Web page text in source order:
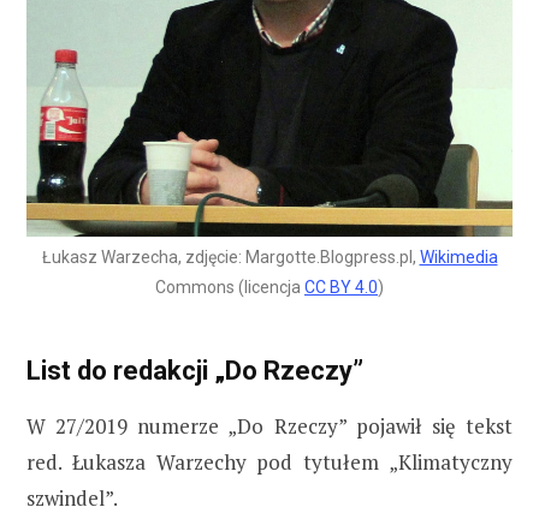
Łukasz Warzecha, zdjęcie: Margotte.Blogpress.pl, Wikimedia
Commons (licencja CC BY 4.0)
List do redakcji „Do Rzeczy”
W 27/2019 numerze „Do Rzeczy” pojawił się tekst
red. Łukasza Warzechy pod tytułem „Klimatyczny
szwindel”.